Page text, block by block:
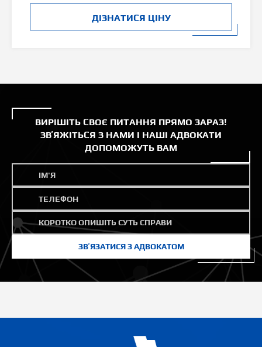
ДІЗНАТИСЯ ЦІНУ
ВИРІШІТЬ СВОЄ ПИТАННЯ ПРЯМО ЗАРАЗ!
ЗВʼЯЖІТЬСЯ З НАМИ І НАШІ АДВОКАТИ
ДОПОМОЖУТЬ ВАМ